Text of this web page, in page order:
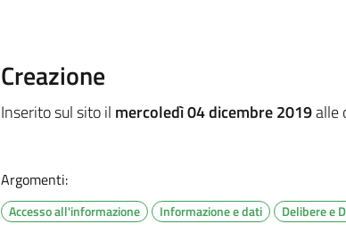
Creazione
Inserito sul sito il mercoledì 04 dicembre 2019alle
Argomenti:
Accesso all'informazione Informazione e dati Delibere e